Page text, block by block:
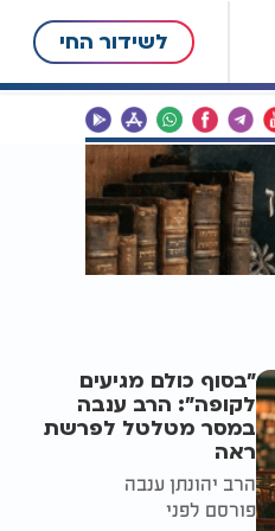
לשידור החי
"בסוף כולם מגיעים
לקופה": הרב ענבה
במסר מטלטל לפרשת
ראה
הרב יהונתן ענבה
פורסם לפני